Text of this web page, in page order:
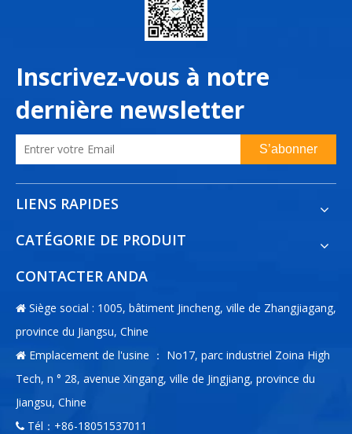
Inscrivez-vous à notre
dernière newsletter
S’abonner
LIENS RAPIDES
CATÉGORIE DE PRODUIT
CONTACTER ANDA
 Siège social : 1005, bâtiment Jincheng, ville de Zhangjiagang,
province du Jiangsu, Chine
 Emplacement de l'usine ： No17, parc industriel Zoina High
Tech, n ° 28, avenue Xingang, ville de Jingjiang, province du
Jiangsu, Chine
 Tél：+86-18051537011